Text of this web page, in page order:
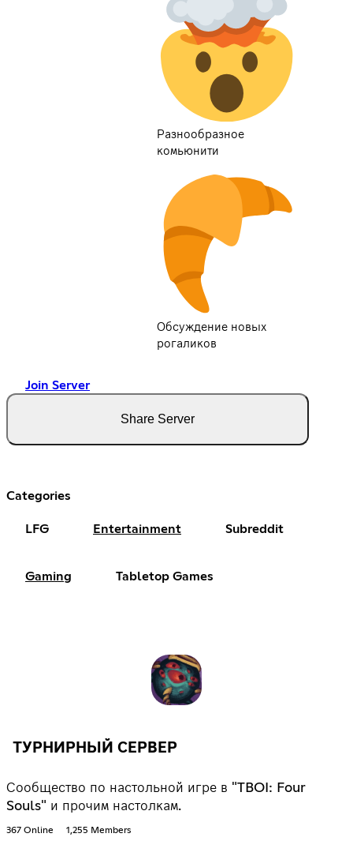
Разнообразное
комьюнити
Обсуждение новых
рогаликов
Join Server
Share Server
Categories
LFG Entertainment Subreddit
Gaming Tabletop Games
ТУРНИРНЫЙ СЕРВЕР
Сообщество по настольной игре в "TBOI: Four
Souls" и прочим настолкам.
367 Online 1,255 Members